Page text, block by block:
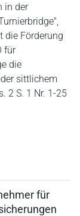
in der
die Förderung
für
die
sittlichem
2 S. 1 Nr. 1-25
für